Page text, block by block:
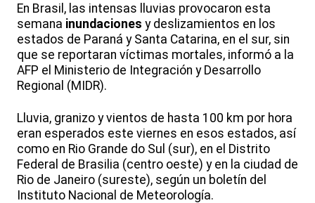
En Brasil, las intensas lluvias provocaron esta
semana inundaciones y deslizamientos en los
estados de Paraná y Santa Catarina, en el sur, sin
que se reportaran víctimas mortales, informó a la
AFP el Ministerio de Integración y Desarrollo
Regional (MIDR).
Lluvia, granizo y vientos de hasta 100 km por hora
eran esperados este viernes en esos estados, así
como en Rio Grande do Sul (sur), en el Distrito
Federal de Brasilia (centro oeste) y en la ciudad de
Rio de Janeiro (sureste), según un boletín del
Instituto Nacional de Meteorología.